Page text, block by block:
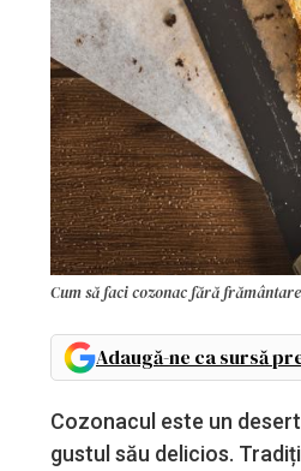
Cum să faci cozonac fără
Adaugă-ne ca sursă
Cozonacul este un
gustul său delicios.